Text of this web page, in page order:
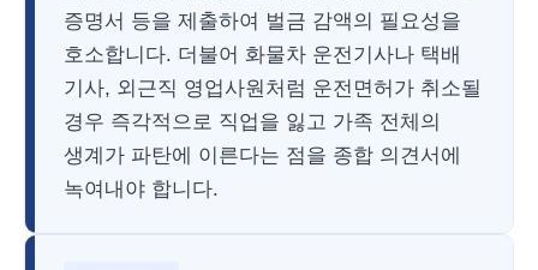
증명서 등을 제출하여 벌금 감액의 필요성을
호소합니다. 더불어 화물차 운전기사나 택배
기사, 외근직 영업사원처럼 운전면허가 취소될
경우 즉각적으로 직업을 잃고 가족 전체의
생계가 파탄에 이른다는 점을 종합 의견서에
녹여내야 합니다.